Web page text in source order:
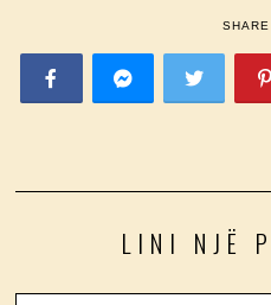
LINI NJË